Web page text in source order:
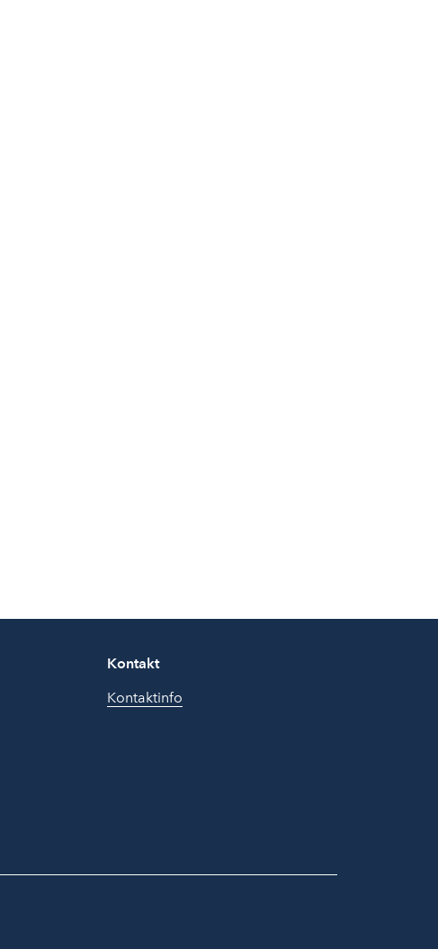
Kontakt
Kontaktinfo